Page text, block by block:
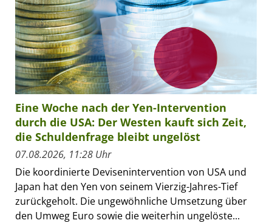
Eine Woche nach der Yen-Intervention
durch die USA: Der Westen kauft sich Zeit,
die Schuldenfrage bleibt ungelöst
07.08.2026, 11:28 Uhr
Die koordinierte Devisenintervention von USA und
Japan hat den Yen von seinem Vierzig-Jahres-Tief
zurückgeholt. Die ungewöhnliche Umsetzung über
den Umweg Euro sowie die weiterhin ungelöste...